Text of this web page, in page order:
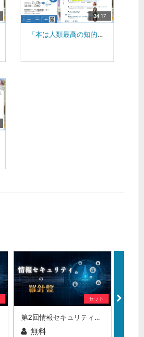
34:17
「本は人類最高の知的発明である」出版記念セミナー :|ハウスエポ株式会社 CEO 山本 強 氏
セット
第2回情報セキュリティの羅針盤
無料